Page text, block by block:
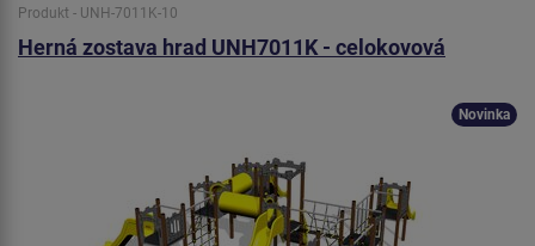
Produkt - UNH-7011K-10
Herná zostava hrad UNH7011K - celokovová
Novinka